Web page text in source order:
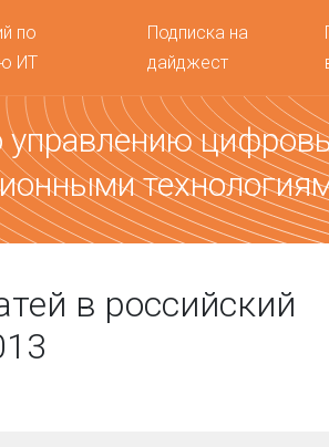
по
ИТ
Подписка на
дайджест
в российский